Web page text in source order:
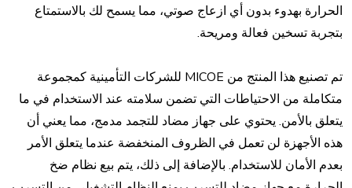
الحرارة بهدوء بدون أي ازعاج صوتي، مما يسمح لك بالاستمتاع
بتجربة تسخين فعالة ومريحة.
تم تصنيع هذا المنتج من MICOE للشركات التأمينية كمجموعة
متكاملة من الاحتياطات التي تضمن سلامته عند الاستخدام في ما
يتعلق بالأمن. يحتوي على جهاز مضاد للتجمد مدمج، مما يعني أن
هذه الأجهزة لن تعمل في الظروف المنخفضة عندما يتعلق الأمر
بعدم الأمان للاستخدام. بالإضافة إلى ذلك، يتم بيع نظام ضخ